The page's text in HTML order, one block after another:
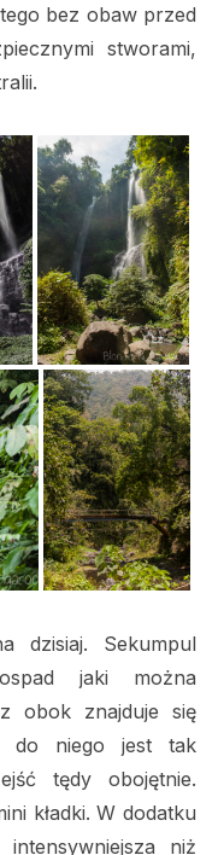
bez obaw przed
stworami,
dzisiaj. Sekumpul
jaki można
obok znajduje się
do niego jest tak
tędy obojętnie.
kładki. W dodatku
niż